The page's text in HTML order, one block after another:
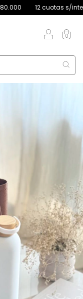
12 cuotas s/interés
0